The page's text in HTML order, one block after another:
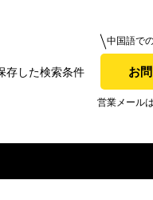
存した検索条件
中国語で
お
営業メール
中国語での対応も可能で
お問い合わせ